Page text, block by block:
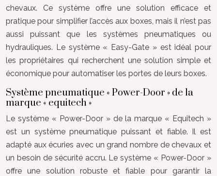
chevaux. Ce système offre une solution efficace et
pratique pour simplifier l’accès aux boxes, mais il n’est pas
aussi puissant que les systèmes pneumatiques ou
hydrauliques. Le système « Easy-Gate » est idéal pour
les propriétaires qui recherchent une solution simple et
économique pour automatiser les portes de leurs boxes.
Système pneumatique « Power-Door » de la
marque « equitech »
Le système « Power-Door » de la marque « Equitech »
est un système pneumatique puissant et fiable. Il est
adapté aux écuries avec un grand nombre de chevaux et
un besoin de sécurité accru. Le système « Power-Door »
offre une solution robuste et fiable pour garantir la